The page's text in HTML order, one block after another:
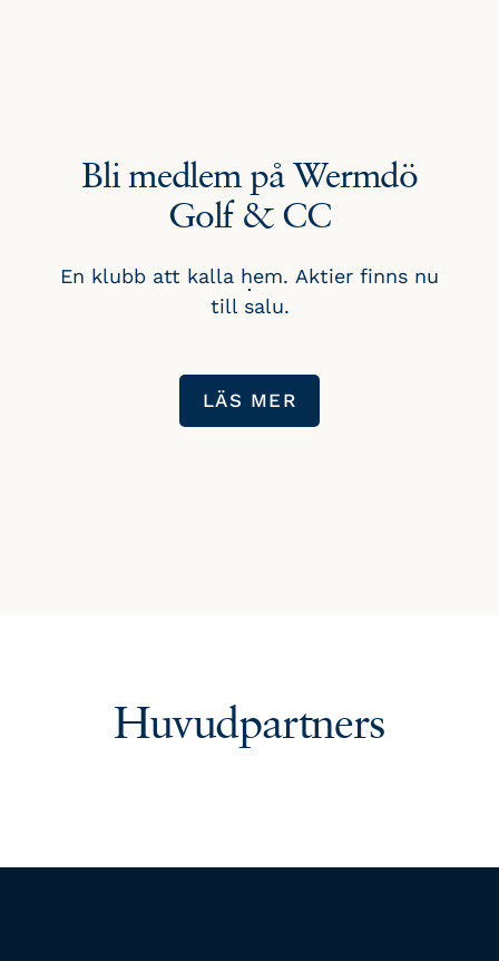
Bli medlem på Wermdö
Golf & CC
En klubb att kalla hem. Aktier finns nu
till salu.
LÄS MER
Huvudpartners